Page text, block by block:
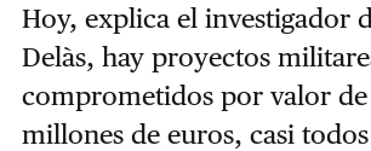
Hoy, explica el investigador
Delàs, hay proyectos
comprometidos por valor
millones de euros, casi